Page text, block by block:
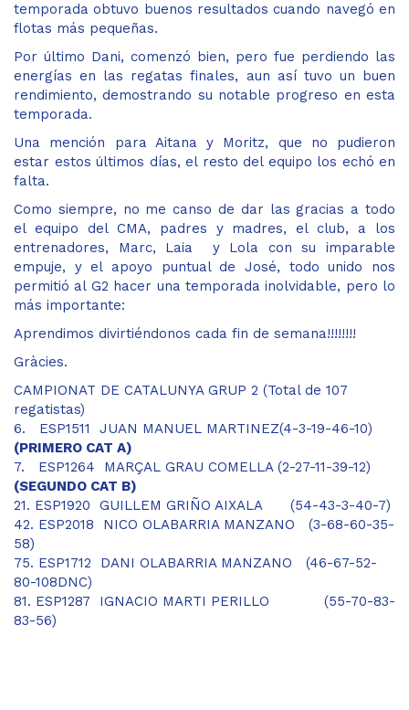
temporada obtuvo buenos resultados cuando navegó en
flotas más pequeñas.
Por último Dani, comenzó bien, pero fue perdiendo las
energías en las regatas finales, aun así tuvo un buen
rendimiento, demostrando su notable progreso en esta
temporada.
Una mención para Aitana y Moritz, que no pudieron
estar estos últimos días, el resto del equipo los echó en
falta.
Como siempre, no me canso de dar las gracias a todo
el equipo del CMA, padres y madres, el club, a los
entrenadores, Marc, Laia y Lola con su imparable
empuje, y el apoyo puntual de José, todo unido nos
permitió al G2 hacer una temporada inolvidable, pero lo
más importante:
Aprendimos divirtiéndonos cada fin de semana!!!!!!!!
Gràcies.
CAMPIONAT DE CATALUNYA GRUP 2 (Total de 107
regatistas)
6. ESP1511 JUAN MANUEL MARTINEZ(4-3-19-46-10)
(PRIMERO CAT A)
7. ESP1264 MARÇAL GRAU COMELLA (2-27-11-39-12)
(SEGUNDO CAT B)
21. ESP1920 GUILLEM GRIÑO AIXALA (54-43-3-40-7)
42. ESP2018 NICO OLABARRIA MANZANO (3-68-60-35-
58)
75. ESP1712 DANI OLABARRIA MANZANO (46-67-52-
80-108DNC)
81. ESP1287 IGNACIO MARTI PERILLO (55-70-83-
83-56)